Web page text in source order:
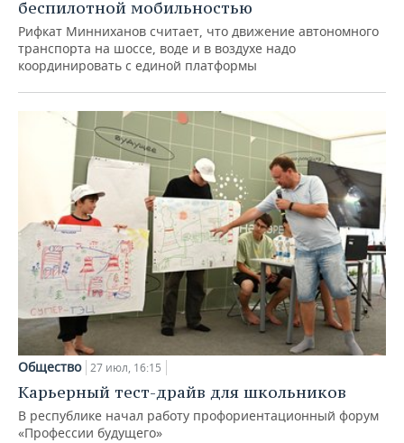
беспилотной мобильностью
Рифкат Минниханов считает, что движение автономного
транспорта на шоссе, воде и в воздухе надо
координировать с единой платформы
Общество 27 июл, 16:15
Карьерный тест-драйв для школьников
В республике начал работу профориентационный форум
«Профессии будущего»